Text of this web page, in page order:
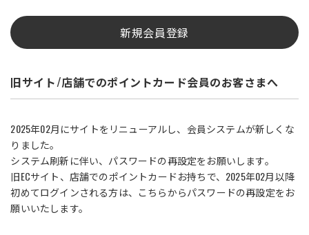
新規会員登録
旧サイト/店舗でのポイントカード会員のお客さまへ
2025年02月にサイトをリニューアルし、会員システムが新しくな
りました。
システム刷新に伴い、パスワードの再設定をお願いします。
旧ECサイト、店舗でのポイントカードお持ちで、2025年02月以降
初めてログインされる方は、こちらからパスワードの再設定をお
願いいたします。